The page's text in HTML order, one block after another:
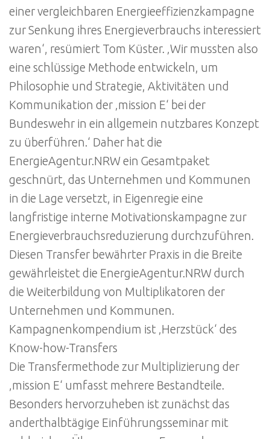
einer vergleichbaren Energieeffizienzkampagne
zur Senkung ihres Energieverbrauchs interessiert
waren‘, resümiert Tom Küster. ‚Wir mussten also
eine schlüssige Methode entwickeln, um
Philosophie und Strategie, Aktivitäten und
Kommunikation der ‚mission E‘ bei der
Bundeswehr in ein allgemein nutzbares Konzept
zu überführen.‘ Daher hat die
EnergieAgentur.NRW ein Gesamtpaket
geschnürt, das Unternehmen und Kommunen
in die Lage versetzt, in Eigenregie eine
langfristige interne Motivationskampagne zur
Energieverbrauchsreduzierung durchzuführen.
Diesen Transfer bewährter Praxis in die Breite
gewährleistet die EnergieAgentur.NRW durch
die Weiterbildung von Multiplikatoren der
Unternehmen und Kommunen.
Kampagnenkompendium ist ‚Herzstück‘ des
Know-how-Transfers
Die Transfermethode zur Multiplizierung der
‚mission E‘ umfasst mehrere Bestandteile.
Besonders hervorzuheben ist zunächst das
anderthalbtägige Einführungsseminar mit